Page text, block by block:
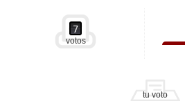
7
votos
tu voto